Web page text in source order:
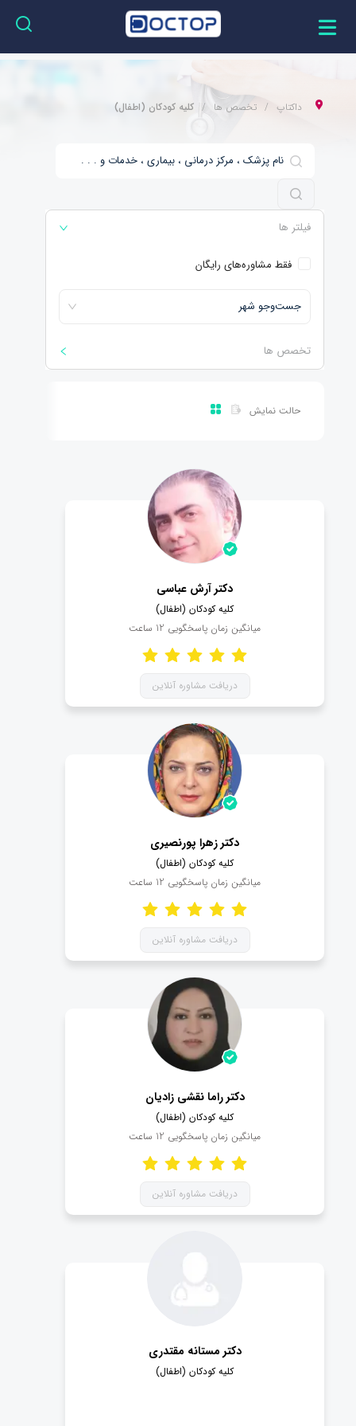
داکتاپ تخصص ها کلیه کودکان (اطفال)
فیلتر ها
فقط مشاوره‌های رایگان
جست‌و‌جو شهر
تخصص ها
حالت نمایش
دکتر آرش عباسی
کلیه کودکان (اطفال)
میانگین زمان پاسخگویی 12 ساعت
دریافت مشاوره آنلاین
دکتر زهرا پورنصیری
کلیه کودکان (اطفال)
میانگین زمان پاسخگویی 12 ساعت
دریافت مشاوره آنلاین
دکتر راما نقشی زادیان
کلیه کودکان (اطفال)
میانگین زمان پاسخگویی 12 ساعت
دریافت مشاوره آنلاین
دکتر مستانه مقتدری
کلیه کودکان (اطفال)